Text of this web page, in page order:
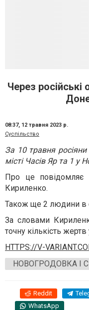
Через російські
08:37, 12 травня 2023 р.
Суспільство
За 10 травня
місті Часів Яр та 1 у
Про це повідомляє
Кириленко.
Також ще 2 людини в
За словами
точну кількість
HTTPS://V-
НОВОГРОДОВКА І
Reddit
WhatsApp